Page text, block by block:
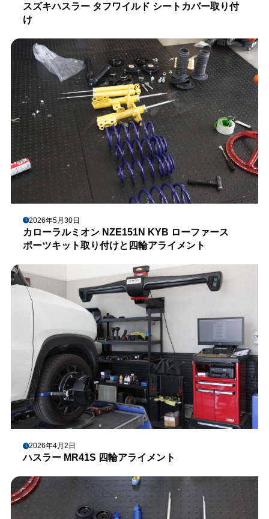
スズキハスラー タフワイルド シートカバー取り付
け
2026年5月30日
カローラルミオン NZE151N KYB ローファース
ポーツキット取り付けと四輪アライメント
2026年4月2日
ハスラー MR41S 四輪アライメント